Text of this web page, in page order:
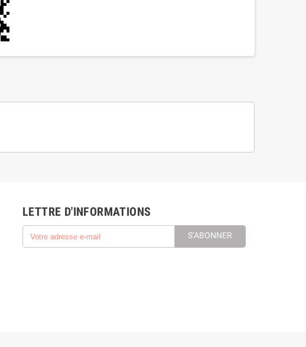
LETTRE D'INFORMATIONS
S’ABONNER